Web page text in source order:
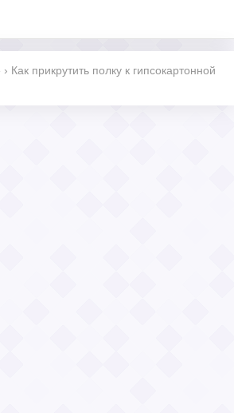
› Как прикрутить полку к гипсокартонной